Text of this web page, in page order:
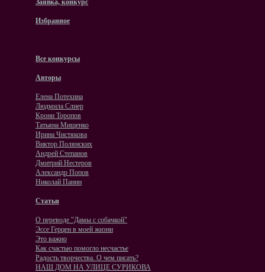
Заявка, конкурс
Избранное
Все конкурсы
Авторы
Елена Потехина
Людмила Слиер
Крони Торопов
Татьяна Мищенко
Ирина Чистякова
Виктор Полянских
Андрей Степанов
Дмитрий Нестеров
Александр Попов
Николай Панин
Статьи
О переводе "Дамы с собачкой"
Эссе Герцен в моей жизни
Это важно
Как счастью помогло несчастье
Радость творчества. О чем писать?
НАШ ДОМ НА УЛИЦЕ СУРИКОВА